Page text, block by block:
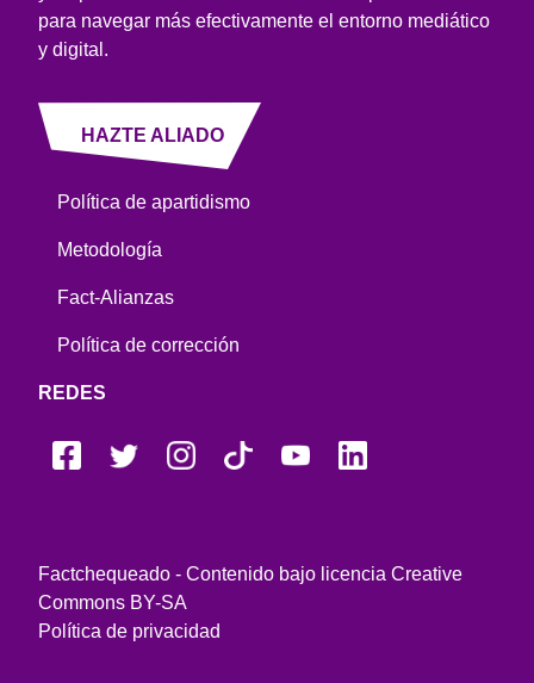
para navegar más efectivamente el entorno mediático
y digital.
HAZTE ALIADO
Política de apartidismo
Metodología
Fact-Alianzas
Política de corrección
REDES
Factchequeado - Contenido bajo licencia Creative
Commons BY-SA
Política de privacidad